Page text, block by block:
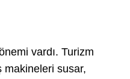
vardı. Turizm
makineleri susar,